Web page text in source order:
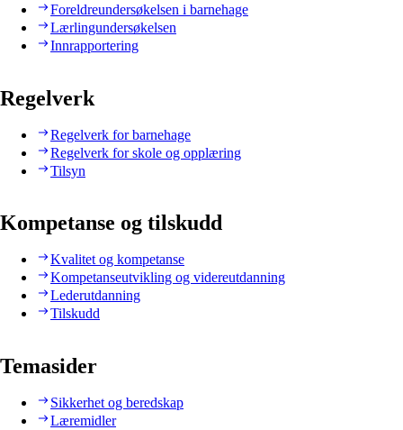
Foreldreundersøkelsen i barnehage
Lærlingundersøkelsen
Innrapportering
Regelverk
Regelverk for barnehage
Regelverk for skole og opplæring
Tilsyn
Kompetanse og tilskudd
Kvalitet og kompetanse
Kompetanseutvikling og videreutdanning
Lederutdanning
Tilskudd
Temasider
Sikkerhet og beredskap
Læremidler